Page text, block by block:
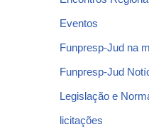
Eventos
Funpresp-Jud na
Funpresp-Jud
Legislação e
licitações